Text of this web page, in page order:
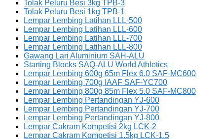
Tolak Peluru Besi 3kg TPB-3
Tolak Peluru Besi 1kg TPB-1
Lempar Lembing Latihan LLL-500
Lempar Lembing Latihan LLL-600
Lempar Lembing Latihan LLL-700
Lempar Lembing Latihan LLL-800
Gawang Lari Aluminium SAH-ALU
Starting Blocks SAQ-ALU World Athletics
Lempar Lembing 600g 65m Flex 6.0 SAF-MC600
Lempar Lembing 700g IAAF SAF-YC700
Lempar Lembing 800g 85m Flex 5.0 SAF-MC800
Lempar Lembing Pertandingan YJ-600
Lempar Lembing Pertandingan YJ-700
Lempar Lembing Pertandingan YJ-800
Lempar Cakram Kompetisi 2kg LCK-2
Lempar Cakram Kompetisi 1.5kg LCK-1.5